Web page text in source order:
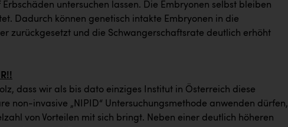
untersuchen lassen. Die Embryonen selbst bleiben
Dadurch können genetisch intakte Embryonen in die
zurückgesetzt und die Schwangerschaftsrate deutlich erhöht
dass wir als bis dato einziges Institut in Österreich diese
non-invasive „NIPID“ Untersuchungsmethode anwenden dürfen,
von Vorteilen mit sich bringt. Neben einer deutlich höheren